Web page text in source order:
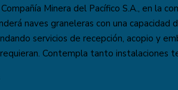
Minera del Pacífico S.A., en la
naves graneleras con una
servicios de recepción, acopio y
Contempla tanto instalaciones